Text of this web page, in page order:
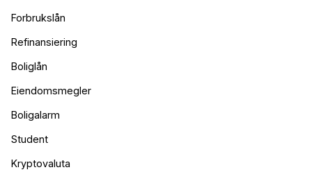
Forbrukslån
Refinansiering
Boliglån
Eiendomsmegler
Boligalarm
Student
Kryptovaluta